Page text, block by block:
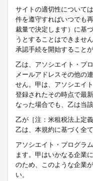
サイトの適切性について
件を遵守すればいつでも
裁量で決定します）に基
うとすることはできません
承認手続を開始することが
乙は、アソシエイト・プ
メールアドレスその他の
せん。甲は、アソシエイ
登録されたその時点で最
なった場合でも、乙は当
乙が［注：米租税法上定
乙は、本規約に基づく全
アソシエイト・プログラ
ます。甲はいかなる企業
のため、このような企業
い。